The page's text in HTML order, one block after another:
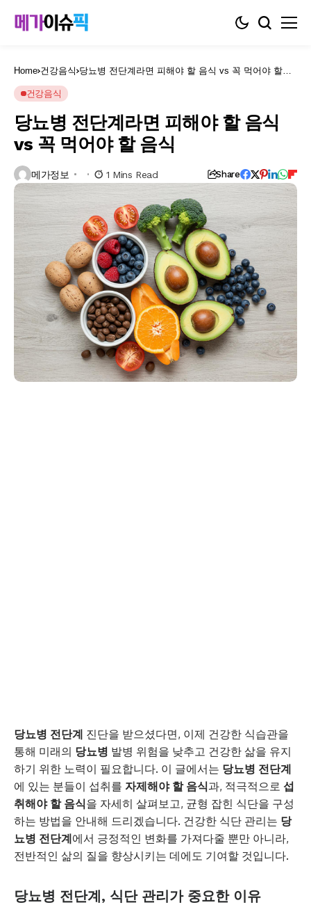
Home 건강음식 당뇨병 전단계라면 피해야 할 음식 vs 꼭 먹어야 할
건강음식
당뇨병 전단계라면 피해야 할 음식
vs 꼭 먹어야 할 음식
메가정보 1 Mins Read Share
당뇨병 전단계 진단을 받으셨다면, 이제 건강한 식습관을
통해 미래의 당뇨병 발병 위험을 낮추고 건강한 삶을 유지
하기 위한 노력이 필요합니다. 이 글에서는 당뇨병 전단계
에 있는 분들이 섭취를 자제해야 할 음식과, 적극적으로 섭
취해야 할 음식을 자세히 살펴보고, 균형 잡힌 식단을 구성
하는 방법을 안내해 드리겠습니다. 건강한 식단 관리는 당
뇨병 전단계에서 긍정적인 변화를 가져다줄 뿐만 아니라,
전반적인 삶의 질을 향상시키는 데에도 기여할 것입니다.
당뇨병 전단계, 식단 관리가 중요한 이유